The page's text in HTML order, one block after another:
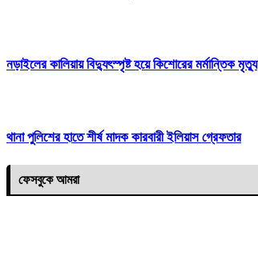
নড়াইলের কালিয়ায় বিদ্যুৎস্পৃষ্ট হয়ে কিশোরের মর্মান্তিক মৃত্যু
থানা পুলিশের হাতে শীর্ষ মাদক কারবারী ইলিয়াস গ্রেফতার
ফেসবুকে আমরা